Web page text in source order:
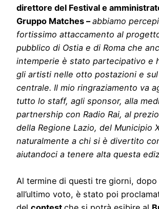
direttore del Festival e
Gruppo Matches –abbiamo
fortissimo attaccamento al
pubblico di Ostia e di Roma che
intemperie è stato partecipativo e
gli artisti nelle otto postazioni e
centrale. Il mio ringraziamento va
tutto lo staff, agli sponsor, alla
partnership con Radio Rai, al
della Regione Lazio, del Municipio
naturalmente a chi si è divertito
aiutandoci a tenere alta questa
Al termine di questi tre giorni,
all’ultimo voto, è stato poi